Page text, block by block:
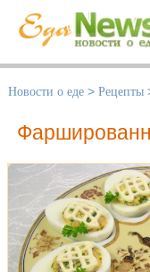
Новости о еде > Рецепты